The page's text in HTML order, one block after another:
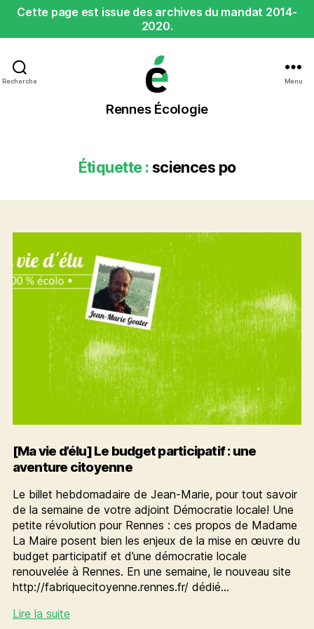
Cette page est issue des archives du mandat 2014-
2020.
Recherche
Rennes
Écologie
Rennes Écologie
Menu
Étiquette :sciences po
[Ma vie d’élu] Le budget participatif : une
aventure citoyenne
Le billet hebdomadaire de Jean-Marie, pour tout savoir
de la semaine de votre adjoint Démocratie locale! Une
petite révolution pour Rennes : ces propos de Madame
La Maire posent bien les enjeux de la mise en œuvre du
budget participatif et d’une démocratie locale
renouvelée à Rennes. En une semaine, le nouveau site
http://fabriquecitoyenne.rennes.fr/ dédié…
Lire la suite[Ma